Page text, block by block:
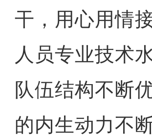
干，用心用情
人员专业技术
队伍结构不断
的内生动力不